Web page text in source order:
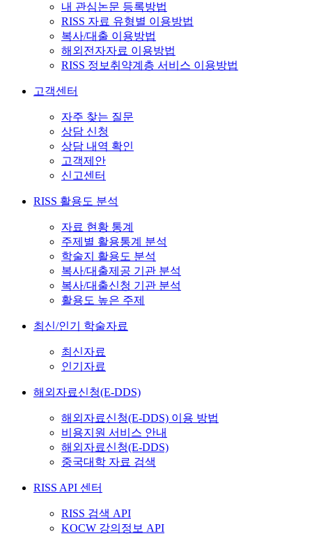
내 관심논문 등록방법
RISS 자료 유형별 이용방법
복사/대출 이용방법
해외전자자료 이용방법
RISS 정보취약계층 서비스 이용방법
고객센터
자주 찾는 질문
상담 신청
상담 내역 확인
고객제안
신고센터
RISS 활용도 분석
자료 현황 통계
주제별 활용통계 분석
학술지 활용도 분석
복사/대출제공 기관 분석
복사/대출신청 기관 분석
활용도 높은 주제
최신/인기 학술자료
최신자료
인기자료
해외자료신청(E-DDS)
해외자료신청(E-DDS) 이용 방법
비용지원 서비스 안내
해외자료신청(E-DDS)
중국대학 자료 검색
RISS API 센터
RISS 검색 API
KOCW 강의정보 API